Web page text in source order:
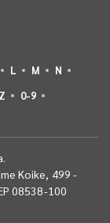
L M
N
Z 0-9
Koike, 499 -
08538-100